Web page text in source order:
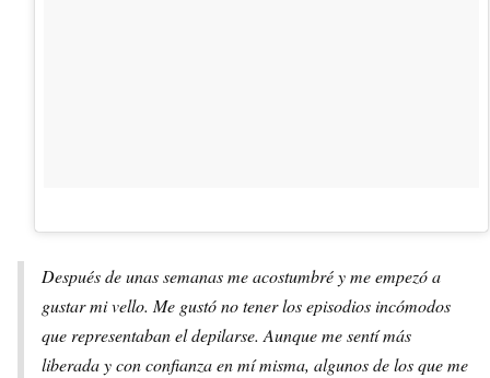
Después de unas semanas me acostumbré y me empezó a
gustar mi vello. Me gustó no tener los episodios incómodos
que representaban el depilarse. Aunque me sentí más
liberada y con confianza en mí misma, algunos de los que me